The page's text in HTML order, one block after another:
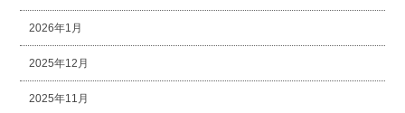
2026年1月
2025年12月
2025年11月